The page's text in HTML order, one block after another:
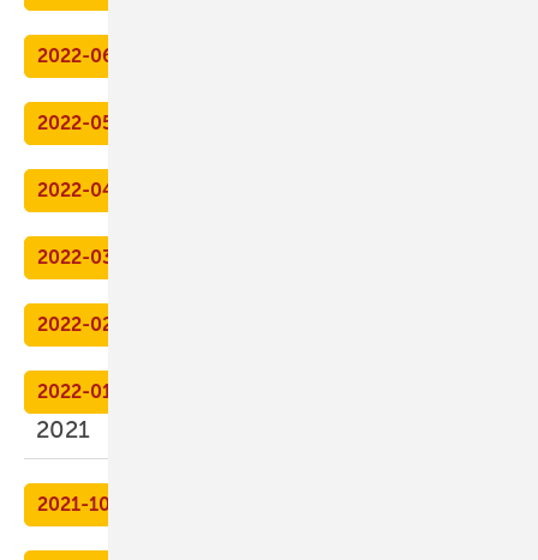
2022-06
2022-05
2022-04
2022-03
2022-02
2022-01
2021
2021-10